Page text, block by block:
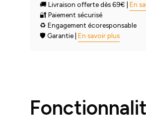
🚚 Livraison offerte dès 69€ | En
🔐 Paiement sécurisé
♻️ Engagement écoresponsable
🛡️ Garantie | En savoir plus